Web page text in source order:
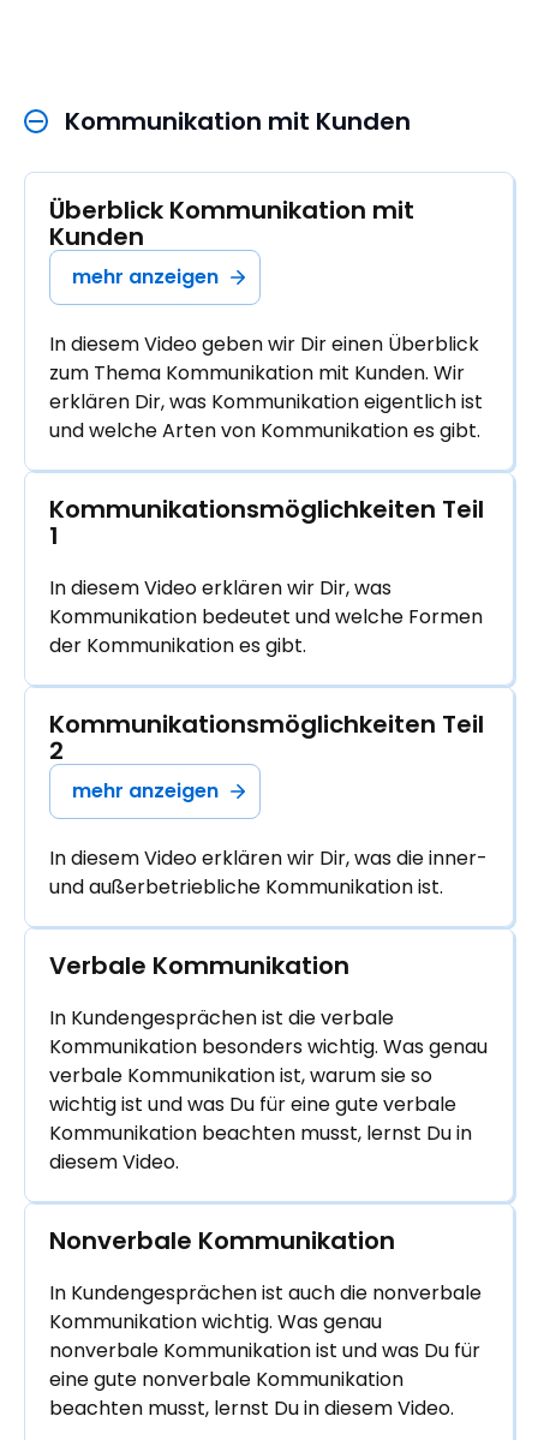
Kommunikation mit Kunden
Überblick Kommunikation mit
Kunden
mehr anzeigen
In diesem Video geben wir Dir einen Überblick
zum Thema Kommunikation mit Kunden. Wir
erklären Dir, was Kommunikation eigentlich ist
und welche Arten von Kommunikation es gibt.
Kommunikationsmöglichkeiten Teil
1
In diesem Video erklären wir Dir, was
Kommunikation bedeutet und welche Formen
der Kommunikation es gibt.
Kommunikationsmöglichkeiten Teil
2
mehr anzeigen
In diesem Video erklären wir Dir, was die inner-
und außerbetriebliche Kommunikation ist.
Verbale Kommunikation
In Kundengesprächen ist die verbale
Kommunikation besonders wichtig. Was genau
verbale Kommunikation ist, warum sie so
wichtig ist und was Du für eine gute verbale
Kommunikation beachten musst, lernst Du in
diesem Video.
Nonverbale Kommunikation
In Kundengesprächen ist auch die nonverbale
Kommunikation wichtig. Was genau
nonverbale Kommunikation ist und was Du für
eine gute nonverbale Kommunikation
beachten musst, lernst Du in diesem Video.